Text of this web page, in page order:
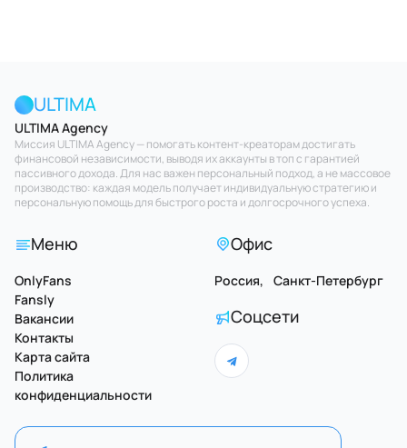
ULTIMA
ULTIMA Agency
Миссия ULTIMA Agency — помогать контент-креаторам достигать
финансовой независимости, выводя их аккаунты в топ с гарантией
пассивного дохода. Для нас важен персональный подход, а не массовое
производство: каждая модель получает индивидуальную стратегию и
персональную помощь для быстрого роста и долгосрочного успеха.
Меню
OnlyFans
Fansly
Вакансии
Контакты
Карта сайта
Политика
конфиденциальности
Офис
Россия, Санкт-Петербург
Соцсети